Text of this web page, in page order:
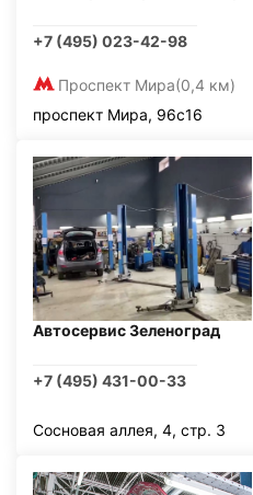
+7 (495) 023-42-98
Проспект Мира(0,4 км)
проспект Мира, 96с16
Автосервис Зеленоград
+7 (495) 431-00-33
Сосновая аллея, 4, стр. 3